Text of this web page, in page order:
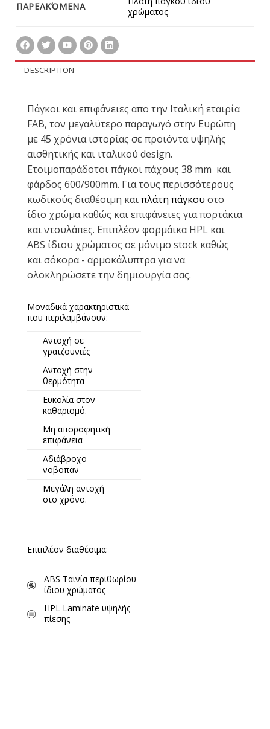
ΠΑΡΕΛΚΌΜΕΝΑ
χρώματος
DESCRIPTION
Πάγκοι και επιφάνειες απο την Ιταλική εταιρία
FAB, τον μεγαλύτερο παραγωγό στην Ευρώπη
με 45 χρόνια ιστορίας σε προιόντα υψηλής
αισθητικής και ιταλικoύ design.
Ετοιμοπαράδοτοι πάγκοι πάχους 38 mm και
φάρδος 600/900mm. Για τους περισσότερους
κωδικούς διαθέσιμη καιπλάτη πάγκου στο
ίδιο χρώμα καθώς και επιφάνειες για πορτάκια
και ντουλάπες. Επιπλέον φορμάικα HPL και
ABS ίδιου χρώματος σε μόνιμο stock καθώς
και σόκορα - αρμοκάλυπτρα για να
ολοκληρώσετε την δημιουργία σας.
Μοναδικά χαρακτηριστικά
που περιλαμβάνουν:
Αντοχή σε
γρατζουνιές
Αντοχή στην
θερμότητα
Ευκολία στον
καθαρισμό.
Μη αποροφητική
επιφάνεια
Αδιάβροχο
νοβοπάν
Μεγάλη αντοχή
στο χρόνο.
Επιπλέον διαθέσιμα:
ABS Ταινία περιθωρίου
ίδιου χρώματος
HPL Laminate υψηλής
πίεσης